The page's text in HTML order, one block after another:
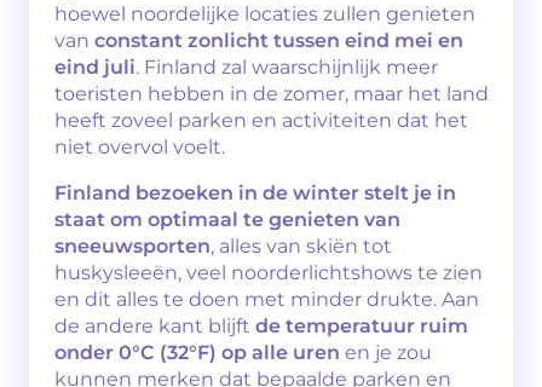
hoewel noordelijke locaties zullen genieten
van constant zonlicht tussen eind mei en
eind juli. Finland zal waarschijnlijk meer
toeristen hebben in de zomer, maar het land
heeft zoveel parken en activiteiten dat het
niet overvol voelt.
Finland bezoeken in de winter stelt je in
staat om optimaal te genieten van
sneeuwsporten, alles van skiën tot
huskysleeën, veel noorderlichtshows te zien
en dit alles te doen met minder drukte. Aan
de andere kant blijft de temperatuur ruim
onder 0°C (32°F) op alle uren en je zou
kunnen merken dat bepaalde parken en